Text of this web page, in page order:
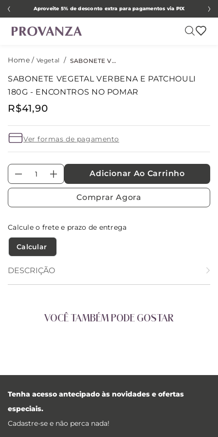
Aproveite 5% de desconto extra para pagamentos via PIX
Vegetal SABONETE VEGETAL VERBENA E PATCHOULI 180G - ENCONTROS NO POMAR
SABONETE VEGETAL VERBENA E PATCHOULI
180G - ENCONTROS NO POMAR
R$41,90
Ver formas de pagamento
＋
－ Adicionar Ao Carrinho
Comprar Agora
Calcule o frete e prazo de entrega
DESCRIÇÃO
VOCÊ TAMBÉM PODE GOSTAR
Tenha acesso antecipado às novidades e ofertas
especiais.
Cadastre-se e não perca nada!